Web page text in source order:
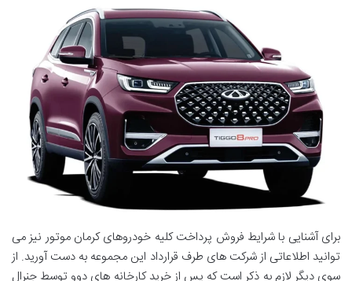
برای آشنایی با شرایط فروش پرداخت کلیه خودروهای کرمان موتور نیز می
توانید اطلاعاتی از شرکت های طرف قرارداد این مجموعه به دست آورید. از
سوی دیگر لازم به ذکر است که پس از خرید کارخانه های دوو توسط جنرال